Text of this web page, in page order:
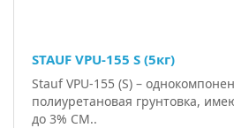
STAUF VPU-155 S (5кг)
Stauf VPU-155 (S) –
полиуретановая грунтовка,
до 3% СМ..